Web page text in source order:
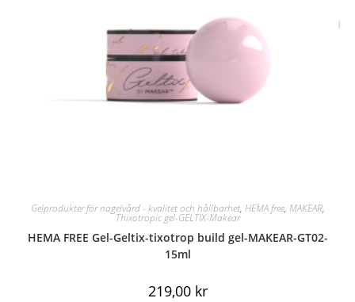
Gelprodukter för nagelvård - kvalitet och hållbarhet, HEMA free, MAKEAR,
Thixotropic gel-GELTIX-Makear
HEMA FREE Gel-Geltix-tixotrop build gel-MAKEAR-GT02-
15ml
219,00 kr